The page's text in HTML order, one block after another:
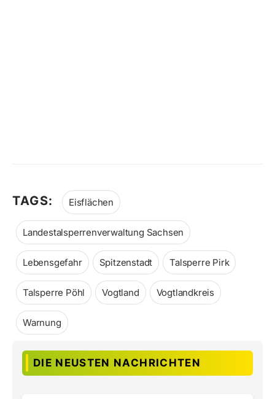
TAGS: Eisflächen
Landestalsperrenverwaltung Sachsen
Lebensgefahr Spitzenstadt Talsperre Pirk
Talsperre Pöhl Vogtland Vogtlandkreis
Warnung
DIE NEUSTEN NACHRICHTEN